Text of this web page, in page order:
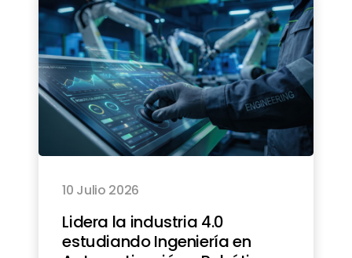
10 Julio 2026
Lidera la industria 4.0
estudiando Ingeniería en